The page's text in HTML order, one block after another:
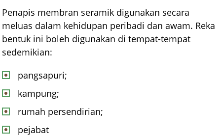
Penapis membran seramik digunakan secara
meluas dalam kehidupan peribadi dan awam. Reka
bentuk ini boleh digunakan di tempat-tempat
sedemikian:
pangsapuri;
kampung;
rumah persendirian;
pejabat